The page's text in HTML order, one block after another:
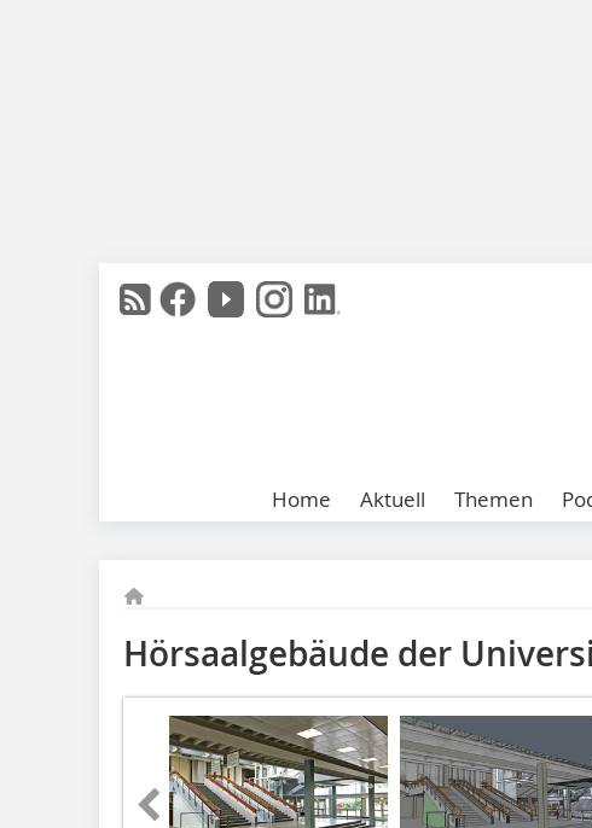
Home Aktuell Themen
Hörsaalgebäude der